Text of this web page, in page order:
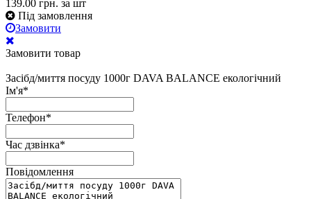
139.00 грн. за шт
Під замовлення
Замовити
Замовити товар
Засібд/миття посуду 1000г DAVA BALANCE екологічний
Ім'я*
Телефон*
Час дзвінка*
Повідомлення